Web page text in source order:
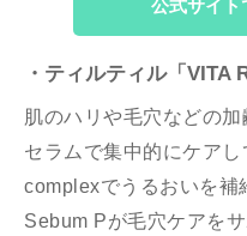
公式サイト
・ティルティル「VITA
肌のハリや毛穴などの
セラムで集中的にケア
complexでうるおいを補
Sebum Pが毛穴ケアをサ